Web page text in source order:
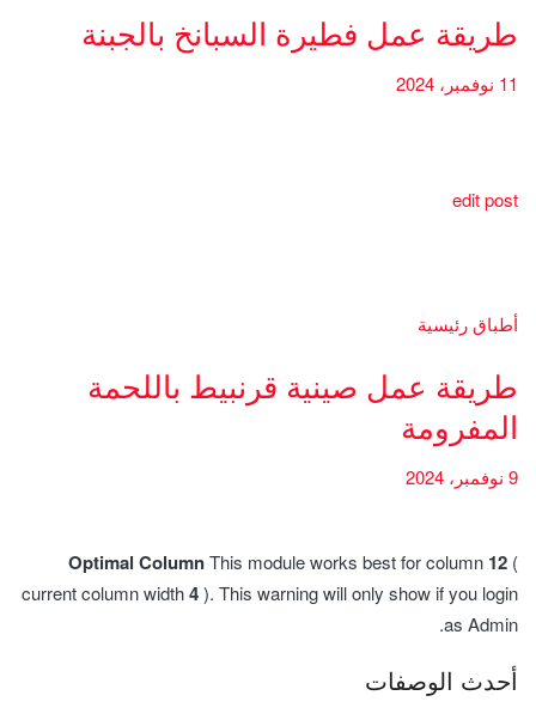
طريقة عمل فطيرة السبانخ بالجبنة
11 نوفمبر، 2024
edit post
أطباق رئيسية
طريقة عمل صينية قرنبيط باللحمة
المفرومة
9 نوفمبر، 2024
Optimal ColumnThis module works best for column 12 (
current column width4). This warning will only show if you login
as Admin.
أحدث الوصفات